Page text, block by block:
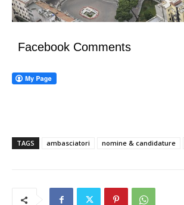
Facebook Comments
TAGS ambasciatori nomine & candidature